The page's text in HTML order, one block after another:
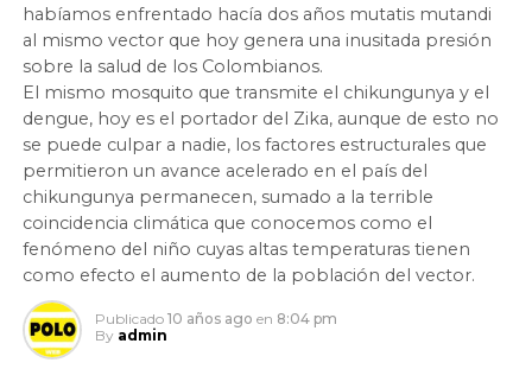
habíamos enfrentado hacía dos años mutatis mutandi
al mismo vector que hoy genera una inusitada presión
sobre la salud de los Colombianos.
El mismo mosquito que transmite el chikungunya y el
dengue, hoy es el portador del Zika, aunque de esto no
se puede culpar a nadie, los factores estructurales que
permitieron un avance acelerado en el país del
chikungunya permanecen, sumado a la terrible
coincidencia climática que conocemos como el
fenómeno del niño cuyas altas temperaturas tienen
como efecto el aumento de la población del vector.
Publicado 10 años ago en 8:04 pm
By admin